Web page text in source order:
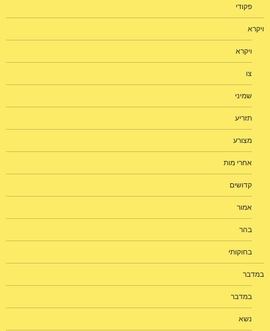
פקודי
ויקרא
ויקרא
צו
שמיני
תזריע
מצורע
אחרי מות
קדושים
אמור
בהר
בחוקותי
במדבר
במדבר
נשא